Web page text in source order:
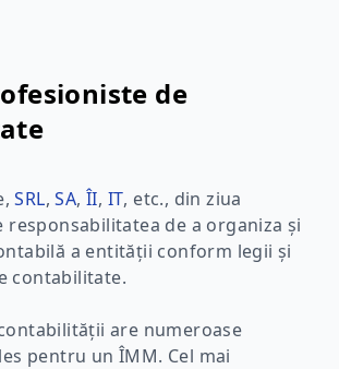
de
SRL,SA,ÎI, IT, etc., din ziua
de a organiza și
a entității conform legii și
contabilitate.
are numeroase
pentru un ÎMM. Cel mai